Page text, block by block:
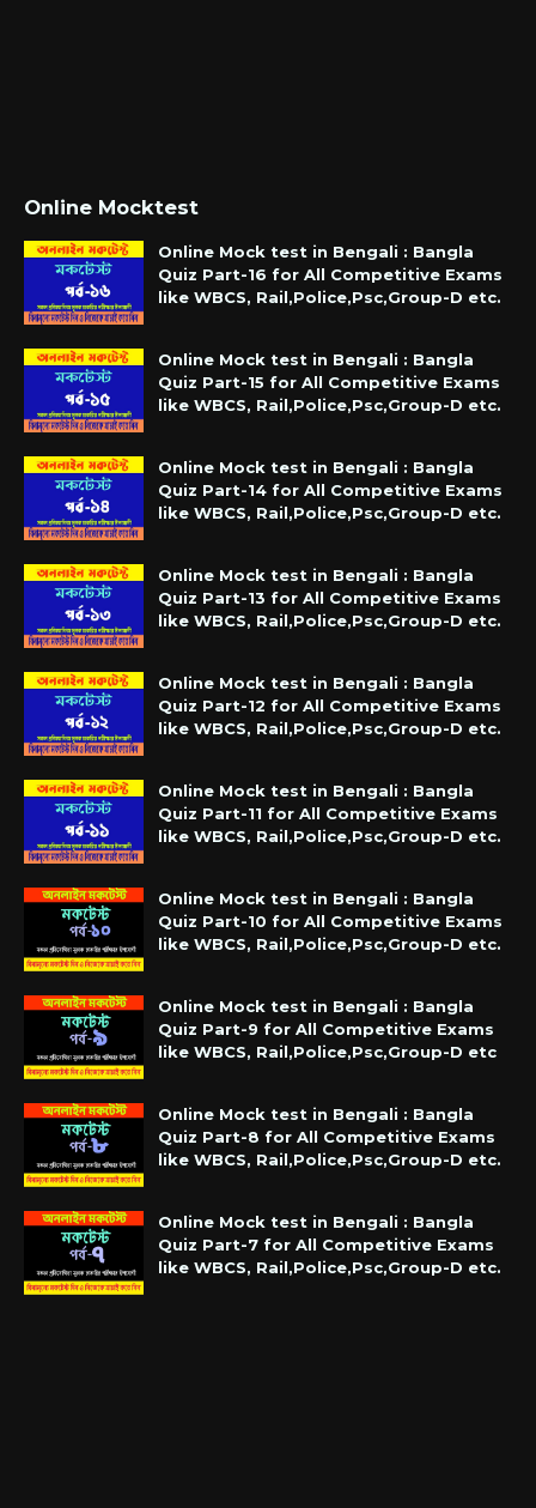
Online Mocktest
Online Mock test in Bengali : Bangla
Quiz Part-16 for All Competitive Exams
like WBCS, Rail,Police,Psc,Group-D etc.
Online Mock test in Bengali : Bangla
Quiz Part-15 for All Competitive Exams
like WBCS, Rail,Police,Psc,Group-D etc.
Online Mock test in Bengali : Bangla
Quiz Part-14 for All Competitive Exams
like WBCS, Rail,Police,Psc,Group-D etc.
Online Mock test in Bengali : Bangla
Quiz Part-13 for All Competitive Exams
like WBCS, Rail,Police,Psc,Group-D etc.
Online Mock test in Bengali : Bangla
Quiz Part-12 for All Competitive Exams
like WBCS, Rail,Police,Psc,Group-D etc.
Online Mock test in Bengali : Bangla
Quiz Part-11 for All Competitive Exams
like WBCS, Rail,Police,Psc,Group-D etc.
Online Mock test in Bengali : Bangla
Quiz Part-10 for All Competitive Exams
like WBCS, Rail,Police,Psc,Group-D etc.
Online Mock test in Bengali : Bangla
Quiz Part-9 for All Competitive Exams
like WBCS, Rail,Police,Psc,Group-D etc
Online Mock test in Bengali : Bangla
Quiz Part-8 for All Competitive Exams
like WBCS, Rail,Police,Psc,Group-D etc.
Online Mock test in Bengali : Bangla
Quiz Part-7 for All Competitive Exams
like WBCS, Rail,Police,Psc,Group-D etc.